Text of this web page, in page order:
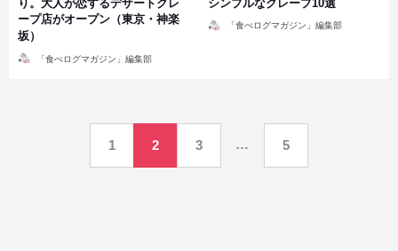
ープ店がオープン（東京・神楽
坂）
「食べログマガジン」編集部
「食べログマガジン」編集部
1 2 3 … 5